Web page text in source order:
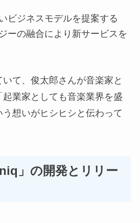
ビジネスモデルを提案する
ーの融合により新サービスを
て、俊太郎さんが音楽家と
起業家としても音楽業界を盛
う想いがヒシヒシと伝わって
」の開発とリリー